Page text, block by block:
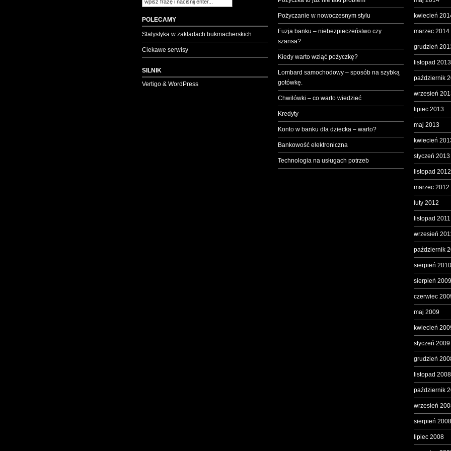
POLECAMY
Statystyka w zakładach bukmacherskich
Ciekawe serwisy
SILNIK
Vertigo & WordPress
Pożyczanie w nowoczesnym stylu
Fuzja banku – niebezpieczeństwo czy
szansa?
Kiedy warto wziąć pożyczkę?
Lombard samochodowy – sposób na szybką
gotówkę.
Chwilówki – co warto wiedzieć
Kredyty
Konto w banku dla dziecka – warto?
Bankowość elektroniczna
Technologia na usługach potrzeb
kwiecień
marzec 2014
grudzień
listopad 2013
październik
wrzesień
lipiec 2013
maj 2013
kwiecień
styczeń 2013
listopad 2012
marzec 2012
luty 2012
listopad 2011
wrzesień
październik
sierpień 2010
sierpień 2009
czerwiec
maj 2009
kwiecień
styczeń 2009
grudzień
listopad 2008
październik
wrzesień
sierpień 2008
lipiec 2008